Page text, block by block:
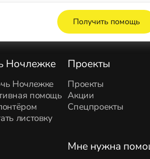
Получить помощь
Ночлежке
Ночлежке
помощь
листовку
Проекты
Проекты
Акции
Спецпроекты
Мне нужна